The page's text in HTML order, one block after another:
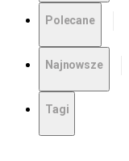
Polecane
Najnowsze
Tagi